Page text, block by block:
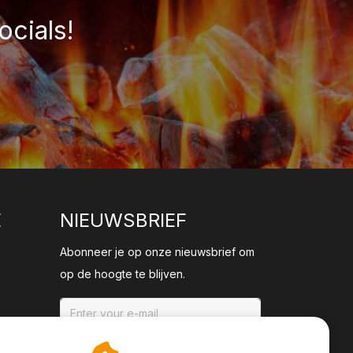
NIEUWSBRIEF
Abonneer je op onze nieuwsbrief om
op de hoogte te blijven.